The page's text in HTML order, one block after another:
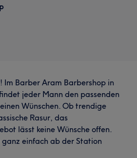
Im Barber Aram Barbershop in
jeder Mann den passenden
Wünschen. Ob trendige
Rasur, das
lässt keine Wünsche offen.
ganz einfach ab der Station